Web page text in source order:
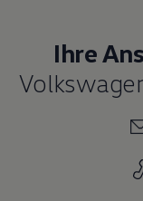
Ihre